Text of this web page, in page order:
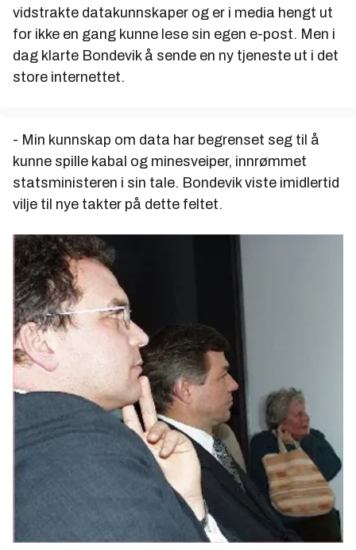
vidstrakte datakunnskaper og er i media hengt ut
for ikke en gang kunne lese sin egen e-post. Men i
dag klarte Bondevik å sende en ny tjeneste ut i det
store internettet.
- Min kunnskap om data har begrenset seg til å
kunne spille kabal og minesveiper, innrømmet
statsministeren i sin tale. Bondevik viste imidlertid
vilje til nye takter på dette feltet.